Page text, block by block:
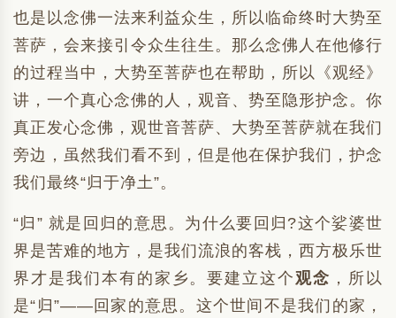
也是以念佛一法来利益众生，所以临命终时大势至
菩萨，会来接引令众生往生。那么念佛人在他修行
的过程当中，大势至菩萨也在帮助，所以《观经》
讲，一个真心念佛的人，观音、势至隐形护念。你
真正发心念佛，观世音菩萨、大势至菩萨就在我们
旁边，虽然我们看不到，但是他在保护我们，护念
我们最终“归于净土”。
“归” 就是回归的意思。为什么要回归?这个娑婆世
界是苦难的地方，是我们流浪的客栈，西方极乐世
界才是我们本有的家乡。要建立这个观念 ，所以
是“归”——回家的意思。这个世间不是我们的家，